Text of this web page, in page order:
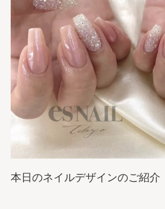
本日のネイルデザインのご紹介